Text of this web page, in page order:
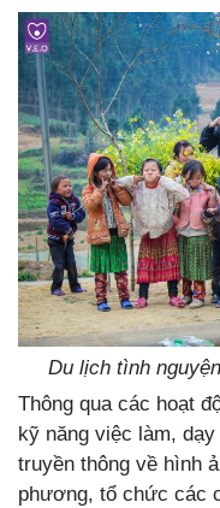
Du lịch tình
Thông qua các hoạt
kỹ năng việc làm,
truyền thông về hình
phương, tổ chức các